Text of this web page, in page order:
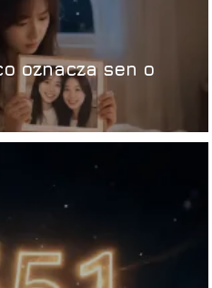
oznacza sen o